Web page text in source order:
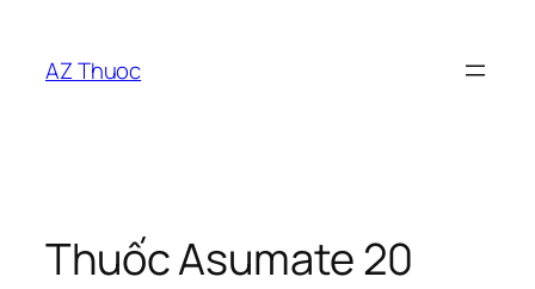
phầnAZ Thuoc
Thuốc Asumate 20